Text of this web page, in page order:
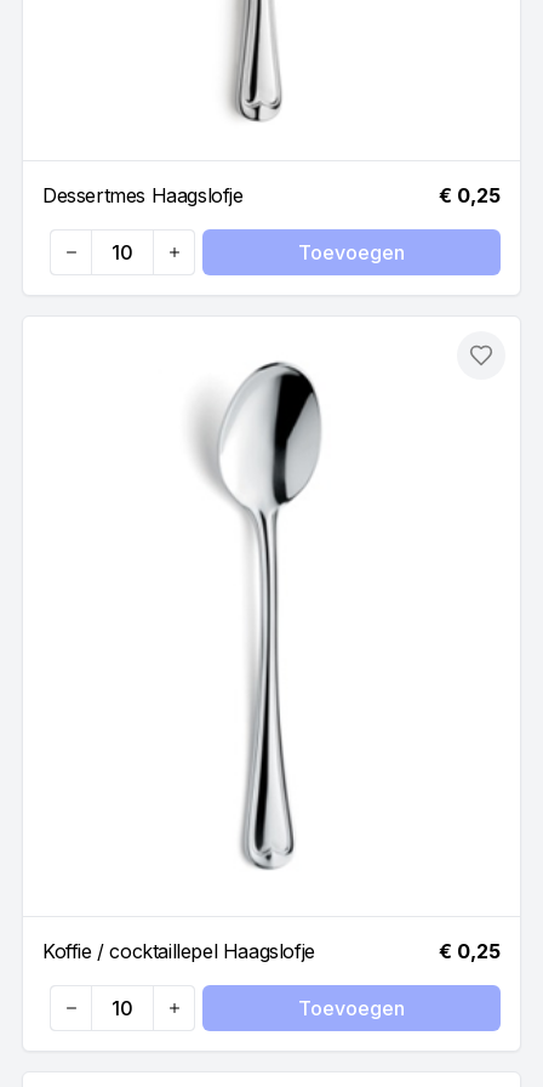
Dessertmes Haagslofje € 0,25
Quantity
Toevoegen
Koffie / cocktaillepel Haagslofje € 0,25
Quantity
Toevoegen